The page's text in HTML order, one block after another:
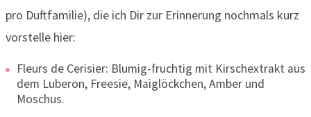
pro Duftfamilie), die ich Dir zur Erinnerung nochmals kurz
vorstelle hier:
Fleurs de Cerisier: Blumig-fruchtig mit Kirschextrakt aus
dem Luberon, Freesie, Maiglöckchen, Amber und
Moschus.